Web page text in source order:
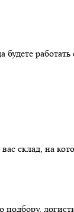
склад, на